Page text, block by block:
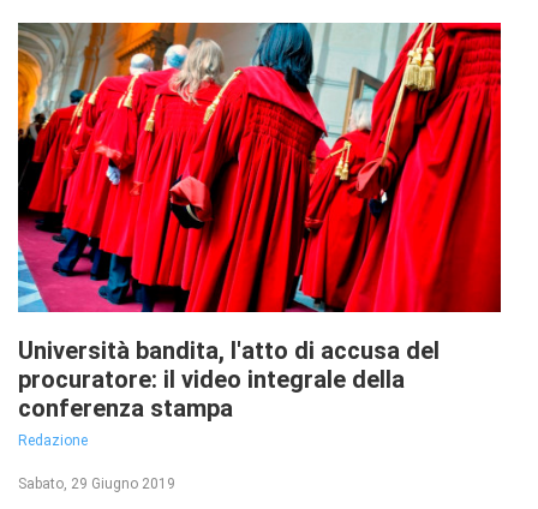
Università bandita, l'atto di accusa del
procuratore: il video integrale della
conferenza stampa
Redazione
Sabato, 29 Giugno 2019